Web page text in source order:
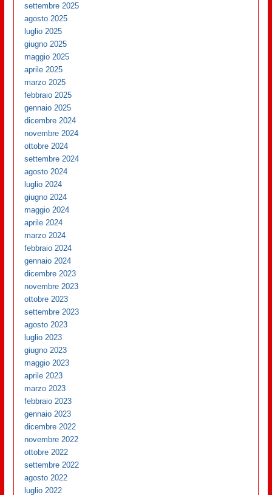
settembre 2025
agosto 2025
luglio 2025
giugno 2025
maggio 2025
aprile 2025
marzo 2025
febbraio 2025
gennaio 2025
dicembre 2024
novembre 2024
ottobre 2024
settembre 2024
agosto 2024
luglio 2024
giugno 2024
maggio 2024
aprile 2024
marzo 2024
febbraio 2024
gennaio 2024
dicembre 2023
novembre 2023
ottobre 2023
settembre 2023
agosto 2023
luglio 2023
giugno 2023
maggio 2023
aprile 2023
marzo 2023
febbraio 2023
gennaio 2023
dicembre 2022
novembre 2022
ottobre 2022
settembre 2022
agosto 2022
luglio 2022